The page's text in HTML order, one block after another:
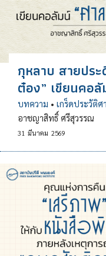
กุหลาบ สายปร
ต๋อง” เขียนคอ
บทความ • เกร็ดประวัติศ
อาชญาสิทธิ์ ศรีสุวรรณ
31 มีนาคม 2569